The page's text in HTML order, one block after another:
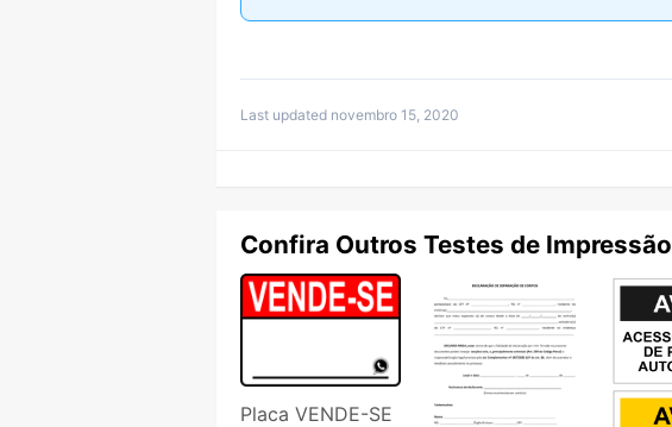
Last updated novembro 15, 2020
Confira Outros Testes de Impressão
Placa VENDE-SE